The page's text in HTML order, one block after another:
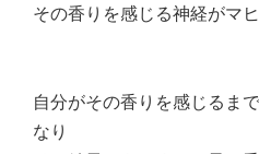
その香りを感じる神経がマ
自分がその香りを感じるま
なり